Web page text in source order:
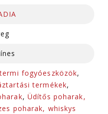
fogyóeszközök,
termékek,
, Üdítős poharak,
poharak, whiskys